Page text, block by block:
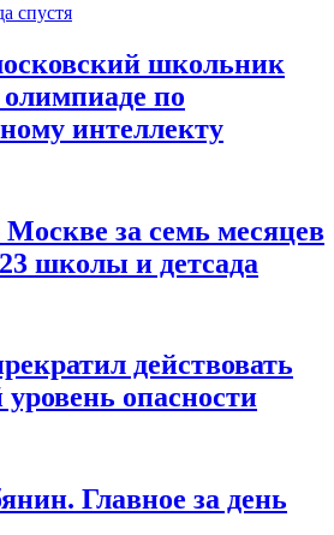
спустя
школьник
по
интеллекту
за семь месяцев
школы и детсада
действовать
опасности
Главное за день